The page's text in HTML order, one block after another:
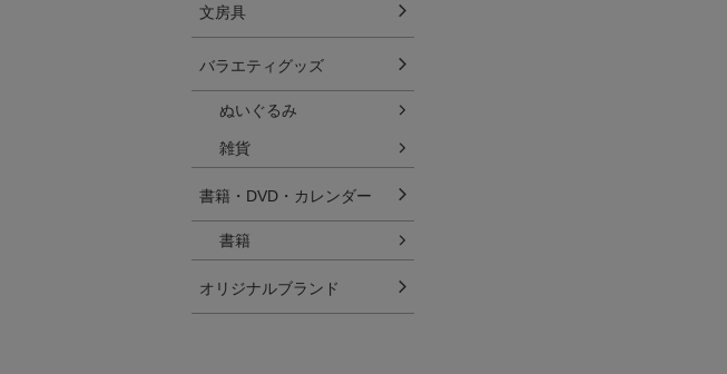
文房具
バラエティグッズ
ぬいぐるみ
雑貨
書籍・DVD・カレンダー
書籍
オリジナルブランド